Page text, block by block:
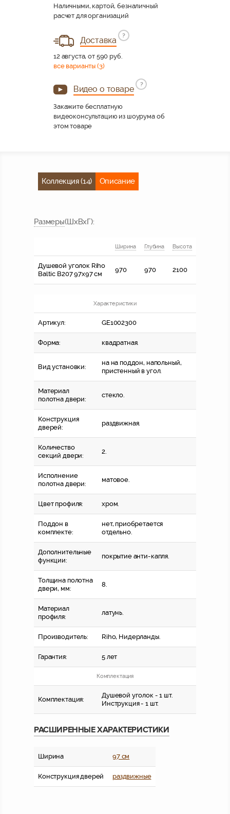
Наличными, картой, безналичный
расчет для организаций
Доставка
?
12 августа, от 590 руб.
все варианты (3)
Видео о товаре
?
Закажите бесплатную
видеоконсультацию из шоурума об
этом товаре
Коллекция (14) Описание
Размеры(ШхВхГ):
Ширина Глубина Высота
Душевой уголок Riho
Baltic B207 97x97 см
970 970 2100
Характеристики
Артикул: GE1002300
Форма: квадратная.
Вид установки:
на на поддон, напольный,
пристенный в угол.
Материал
полотна двери:
стекло.
Конструкция
дверей:
раздвижная.
Количество
секций двери:
2.
Исполнение
полотна двери:
матовое.
Цвет профиля: хром.
Поддон в
комплекте:
нет, приобретается
отдельно.
Дополнительные
функции:
покрытие анти-капля.
Толщина полотна
двери, мм:
8.
Материал
профиля:
латунь.
Производитель: Riho, Нидерланды.
Гарантия: 5 лет
Комплектация
Комплектация:
Душевой уголок - 1 шт.
Инструкция - 1 шт.
РАСШИРЕННЫЕ ХАРАКТЕРИСТИКИ
Ширина 97 см
Конструкция дверей раздвижные